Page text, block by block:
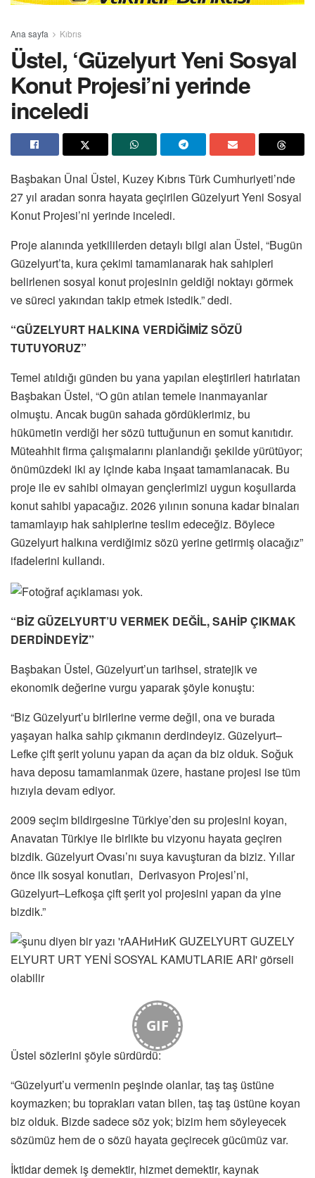
Ana sayfa Kıbrıs
Üstel, ‘Güzelyurt Yeni Sosyal
Konut Projesi’ni yerinde
inceledi
Başbakan Ünal Üstel, Kuzey Kıbrıs Türk Cumhuriyeti’nde
27 yıl aradan sonra hayata geçirilen Güzelyurt Yeni Sosyal
Konut Projesi’ni yerinde inceledi.
Proje alanında yetkililerden detaylı bilgi alan Üstel, “Bugün
Güzelyurt’ta, kura çekimi tamamlanarak hak sahipleri
belirlenen sosyal konut projesinin geldiği noktayı görmek
ve süreci yakından takip etmek istedik.” dedi.
“GÜZELYURT HALKINA VERDİĞİMİZ SÖZÜ
TUTUYORUZ”
Temel atıldığı günden bu yana yapılan eleştirileri hatırlatan
Başbakan Üstel, “O gün atılan temele inanmayanlar
olmuştu. Ancak bugün sahada gördüklerimiz, bu
hükümetin verdiği her sözü tuttuğunun en somut kanıtıdır.
Müteahhit firma çalışmalarını planlandığı şekilde yürütüyor;
önümüzdeki iki ay içinde kaba inşaat tamamlanacak. Bu
proje ile ev sahibi olmayan gençlerimizi uygun koşullarda
konut sahibi yapacağız. 2026 yılının sonuna kadar binaları
tamamlayıp hak sahiplerine teslim edeceğiz. Böylece
Güzelyurt halkına verdiğimiz sözü yerine getirmiş olacağız”
ifadelerini kullandı.
“BİZ GÜZELYURT’U VERMEK DEĞİL, SAHİP ÇIKMAK
DERDİNDEYİZ”
Başbakan Üstel, Güzelyurt’un tarihsel, stratejik ve
ekonomik değerine vurgu yaparak şöyle konuştu:
“Biz Güzelyurt’u birilerine verme değil, ona ve burada
yaşayan halka sahip çıkmanın derdindeyiz. Güzelyurt–
Lefke çift şerit yolunu yapan da açan da biz olduk. Soğuk
hava deposu tamamlanmak üzere, hastane projesi ise tüm
hızıyla devam ediyor.
2009 seçim bildirgesine Türkiye’den su projesini koyan,
Anavatan Türkiye ile birlikte bu vizyonu hayata geçiren
bizdik. Güzelyurt Ovası’nı suya kavuşturan da biziz. Yıllar
önce ilk sosyal konutları, Derivasyon Projesi’ni,
Güzelyurt–Lefkoşa çift şerit yol projesini yapan da yine
bizdik.”
GIF
Üstel sözlerini şöyle sürdürdü:
“Güzelyurt’u vermenin peşinde olanlar, taş taş üstüne
koymazken; bu toprakları vatan bilen, taş taş üstüne koyan
biz olduk. Bizde sadece söz yok; bizim hem söyleyecek
sözümüz hem de o sözü hayata geçirecek gücümüz var.
İktidar demek iş demektir, hizmet demektir, kaynak